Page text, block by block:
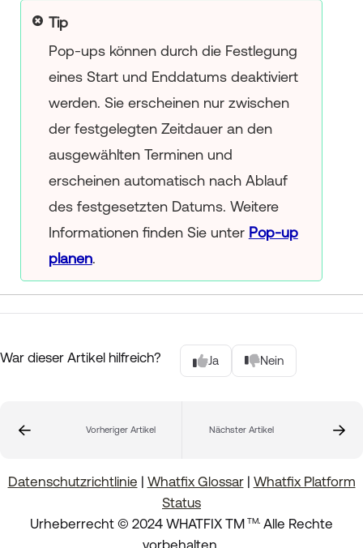
Tip
Pop-ups können durch die Festlegung
eines Start und Enddatums deaktiviert
werden. Sie erscheinen nur zwischen
der festgelegten Zeitdauer an den
ausgewählten Terminen und
erscheinen automatisch nach Ablauf
des festgesetzten Datums. Weitere
Informationen finden Sie unter Pop-up
planen.
War dieser Artikel hilfreich? Ja Nein
Vorheriger Artikel Nächster Artikel
Datenschutzrichtlinie | Whatfix Glossar| Whatfix Platform
Status
Urheberrecht © 2024 WHATFIX TM TM. Alle Rechte